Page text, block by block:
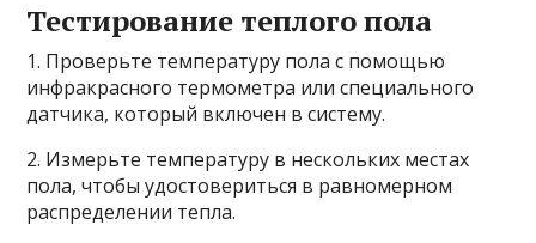
Тестирование теплого пола
1. Проверьте температуру пола с помощью
инфракрасного термометра или специального
датчика, который включен в систему.
2. Измерьте температуру в нескольких местах
пола, чтобы удостовериться в равномерном
распределении тепла.